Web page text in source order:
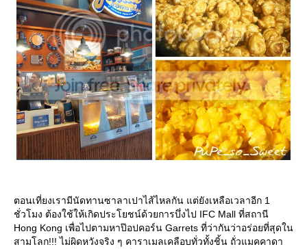
ตอนเที่ยงเรามีนัดทานซาลาเปาไส้ไหลกัน แต่ยังเหลือเวลาอีก 1
ชั่วโมง ต้องใช้ให้เกิดประโยชน์ด้วยการบึ่งไป IFC Mall ที่สถานี
Hong Kong เพื่อไปตามหาป๊อปคอร์น Garrets ที่ว่ากันว่าอร่อยที่สุดใน
สามโลก!!! ไม่ผิดหวังจริง ๆ คาราเมลเคลือบทั่วทั้งชิ้น ถั่วแมคคาดา